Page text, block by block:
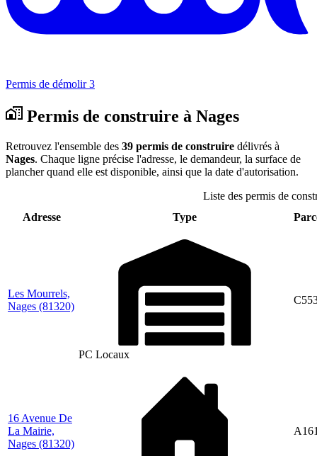
Permis de démolir 3
Permis de construire à Nages
Retrouvez l'ensemble des 39 permis de construire délivrés à
Nages. Chaque ligne précise l'adresse, le demandeur, la surface de
plancher quand elle est disponible, ainsi que la date d'autorisation.
Liste des permis de
Adresse
Type
Les Mourrels,
Nages (81320)
PC Locaux
16 Avenue De
La Mairie,
Nages (81320)